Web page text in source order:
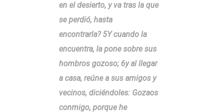
en el desierto, y va tras la que
se perdió, hasta
encontrarla? 5Y cuando la
encuentra, la pone sobre sus
hombros gozoso; 6y al llegar
a casa, reúne a sus amigos y
vecinos, diciéndoles: Gozaos
conmigo, porque he